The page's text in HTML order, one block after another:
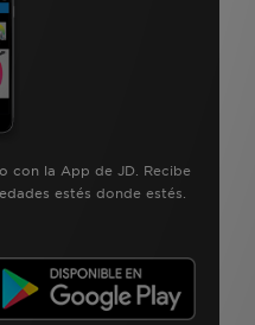
con la App de JD. Recibe
estés donde estés.